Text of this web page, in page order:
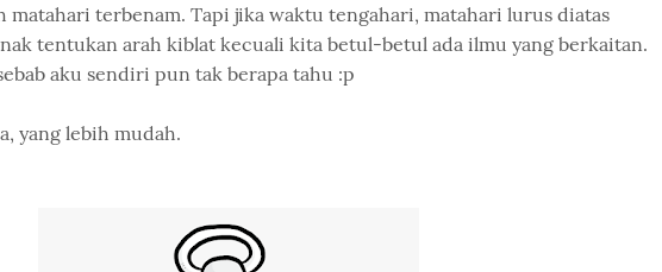
matahari terbenam. Tapi jika waktu tengahari, matahari lurus diatas
tentukan arah kiblat kecuali kita betul-betul ada ilmu yang berkaitan.
aku sendiri pun tak berapa tahu :p
yang lebih mudah.